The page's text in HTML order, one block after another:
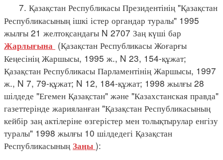
7. Қазақстан Республикасы Президентінің "Қазақстан
Республикасының ішкі істер органдар туралы" 1995
жылғы 21 желтоқсандағы N 2707 Заң күші бар
Жарлығына (Қазақстан Республикасы Жоғарғы
Кеңесінің Жаршысы, 1995 ж., N 23, 154-құжат;
Қазақстан Республикасы Парламентінің Жаршысы, 1997
ж., N 7, 79-құжат; N 12, 184-құжат; 1998 жылғы 28
шілдеде "Егемен Қазақстан" және "Казахстанская правда"
газеттерінде жарияланған "Қазақстан Республикасының
кейбір заң актілеріне өзгерістер мен толықтырулар енгізу
туралы" 1998 жылғы 10 шілдедегі Қазақстан
Республикасының Заңы ):